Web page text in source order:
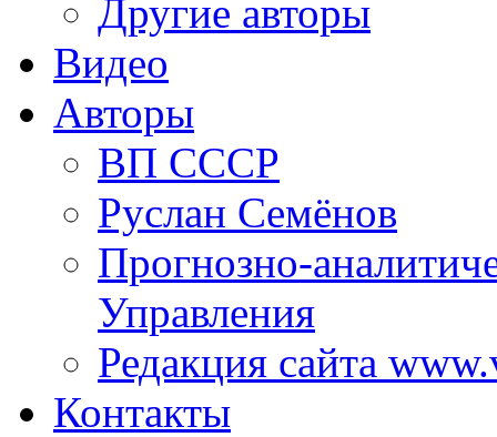
Другие авторы
Видео
Авторы
ВП СССР
Руслан Семёнов
Прогнозно-
Управления
Редакция сайта
Контакты